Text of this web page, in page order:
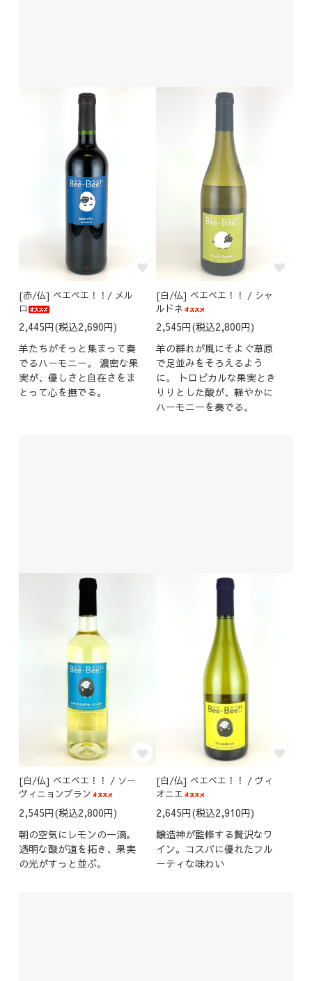
[赤/仏] ベエベエ！！/ メル
ロ
2,445円(税込2,690円)
羊たちがそっと集まって奏
でるハーモニー。 濃密な果
実が、優しさと自在さをま
とって心を撫でる。
[白/仏] ベエベエ！！ / シャ
ルドネ
2,545円(税込2,800円)
羊の群れが風にそよぐ草原
で足並みをそろえるよう
に。 トロピカルな果実とき
りりとした酸が、軽やかに
ハーモニーを奏でる。
[白/仏] ベエベエ！！ / ソー
ヴィニョンブラン
2,545円(税込2,800円)
朝の空気にレモンの一滴。
透明な酸が道を拓き、果実
の光がすっと並ぶ。
[白/仏] ベエベエ！！ / ヴィ
オニエ
2,645円(税込2,910円)
醸造神が監修する贅沢なワ
イン。コスパに優れたフル
ーティな味わい